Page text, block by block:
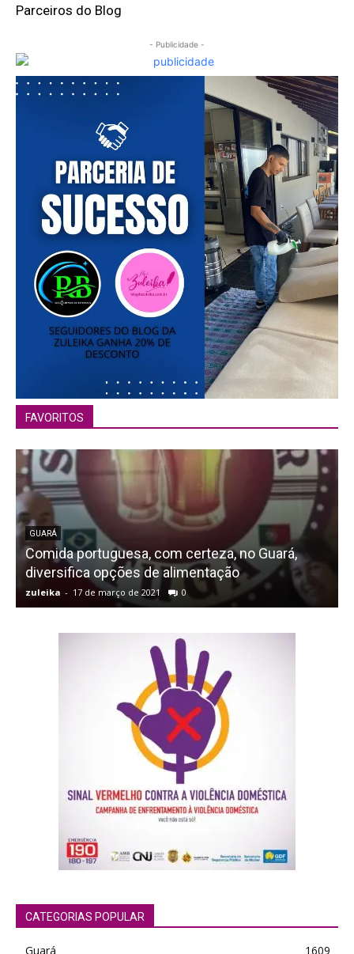
Parceiros do Blog
- Publicidade -
FAVORITOS
GUARÁ
Comida portuguesa, com certeza, no Guará,
diversifica opções de alimentação
zuleika - 17 de março de 2021 0
CATEGORIAS POPULAR
Guará
1609